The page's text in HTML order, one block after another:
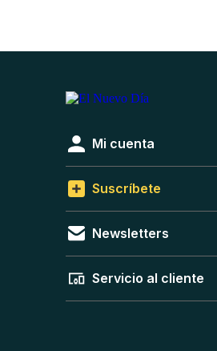
Mi cuenta
Suscríbete
Newsletters
Servicio al cliente